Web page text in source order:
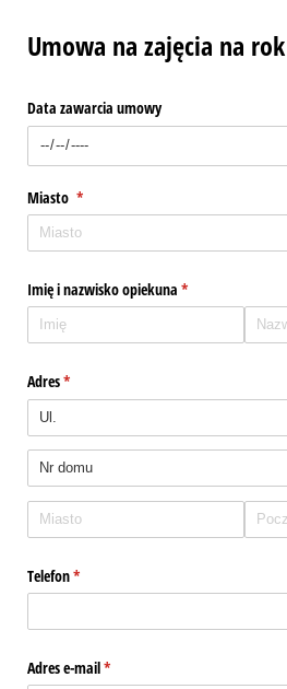
Umowa na zajęcia na
Data zawarcia umowy
Miasto *
(wymagane)
Imię i nazwisko opiekuna *
(wymagane)
Adres*
(wymagane)
Telefon*
(wymagane)
Adres e-mail*
(wymagane)